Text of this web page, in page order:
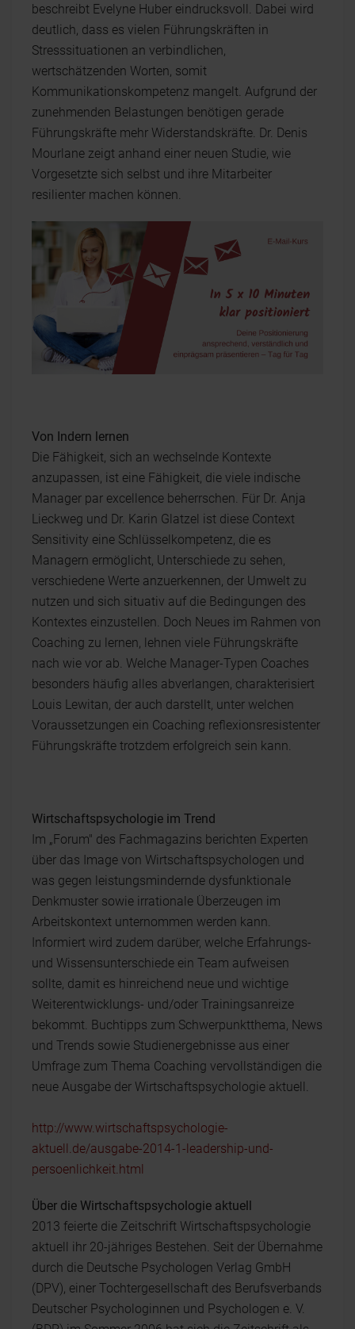
beschreibt Evelyne Huber eindrucksvoll. Dabei wird
deutlich, dass es vielen Führungskräften in
Stresssituationen an verbindlichen,
wertschätzenden Worten, somit
Kommunikationskompetenz mangelt. Aufgrund der
zunehmenden Belastungen benötigen gerade
Führungskräfte mehr Widerstandskräfte. Dr. Denis
Mourlane zeigt anhand einer neuen Studie, wie
Vorgesetzte sich selbst und ihre Mitarbeiter
resilienter machen können.
Von Indern lernen
Die Fähigkeit, sich an wechselnde Kontexte
anzupassen, ist eine Fähigkeit, die viele indische
Manager par excellence beherrschen. Für Dr. Anja
Lieckweg und Dr. Karin Glatzel ist diese Context
Sensitivity eine Schlüsselkompetenz, die es
Managern ermöglicht, Unterschiede zu sehen,
verschiedene Werte anzuerkennen, der Umwelt zu
nutzen und sich situativ auf die Bedingungen des
Kontextes einzustellen. Doch Neues im Rahmen von
Coaching zu lernen, lehnen viele Führungskräfte
nach wie vor ab. Welche Manager-Typen Coaches
besonders häufig alles abverlangen, charakterisiert
Louis Lewitan, der auch darstellt, unter welchen
Voraussetzungen ein Coaching reflexionsresistenter
Führungskräfte trotzdem erfolgreich sein kann.
Wirtschaftspsychologie im Trend
Im „Forum" des Fachmagazins berichten Experten
über das Image von Wirtschaftspsychologen und
was gegen leistungsmindernde dysfunktionale
Denkmuster sowie irrationale Überzeugen im
Arbeitskontext unternommen werden kann.
Informiert wird zudem darüber, welche Erfahrungs-
und Wissensunterschiede ein Team aufweisen
sollte, damit es hinreichend neue und wichtige
Weiterentwicklungs- und/oder Trainingsanreize
bekommt. Buchtipps zum Schwerpunktthema, News
und Trends sowie Studienergebnisse aus einer
Umfrage zum Thema Coaching vervollständigen die
neue Ausgabe der Wirtschaftspsychologie aktuell.
http://www.wirtschaftspsychologie-
aktuell.de/ausgabe-2014-1-leadership-und-
persoenlichkeit.html
Über die Wirtschaftspsychologie aktuell
2013 feierte die Zeitschrift Wirtschaftspsychologie
aktuell ihr 20-jähriges Bestehen. Seit der Übernahme
durch die Deutsche Psychologen Verlag GmbH
(DPV), einer Tochtergesellschaft des Berufsverbands
Deutscher Psychologinnen und Psychologen e. V.